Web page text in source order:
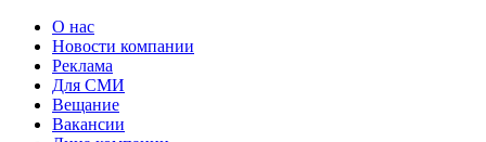
О нас
Новости компании
Реклама
Для СМИ
Вещание
Вакансии